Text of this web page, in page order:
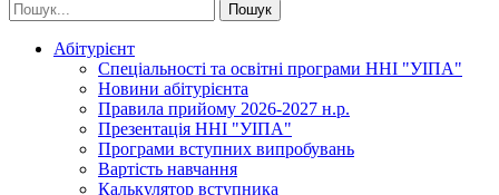
Пошук
Абітурієнт
Спеціальності та освітні програми ННІ "УІПА"
Новини абітурієнта
Правила прийому 2026-2027 н.р.
Презентація ННІ "УІПА"
Програми вступних випробувань
Вартість навчання
Калькулятор вступника